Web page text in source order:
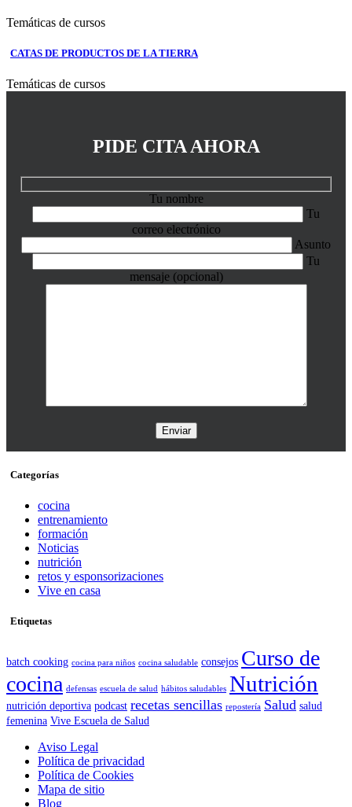
Temáticas de cursos
CATAS DE PRODUCTOS DE LA TIERRA
Temáticas de cursos
PIDE CITA AHORA
Tu nombre
Tu
correo electrónico
Asunto
Tu
mensaje (opcional)
Categorías
cocina
entrenamiento
formación
Noticias
nutrición
retos y esponsorizaciones
Vive en casa
Etiquetas
batch cooking cocina para niños cocina saludable consejos Curso de
cocina defensas escuela de salud hábitos saludables Nutrición
nutrición deportiva podcast recetas sencillas repostería Salud salud
femenina Vive Escuela de Salud
Aviso Legal
Política de privacidad
Política de Cookies
Mapa de sitio
Blog